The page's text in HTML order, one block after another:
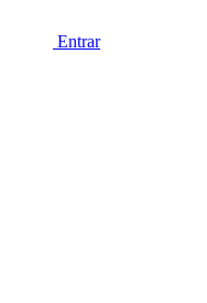
Entrar